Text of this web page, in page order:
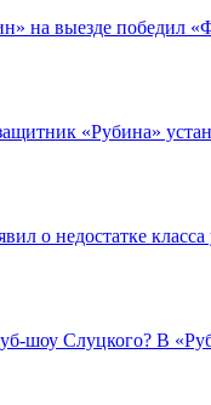
на выезде победил
«Рубина»
о недостатке
шоу Слуцкого? В